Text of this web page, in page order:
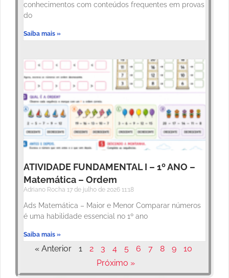
conhecimentos com conteúdos frequentes em provas
do
Saiba mais »
ATIVIDADE FUNDAMENTAL I – 1º ANO –
Matemática – Ordem
Adriano Rocha 17 de julho de 2026 11:18
Ads Matemática – Maior e Menor Comparar números
é uma habilidade essencial no 1º ano
Saiba mais »
« Anterior 1 2 3 4 5 6 7 8 9
10
Próximo »